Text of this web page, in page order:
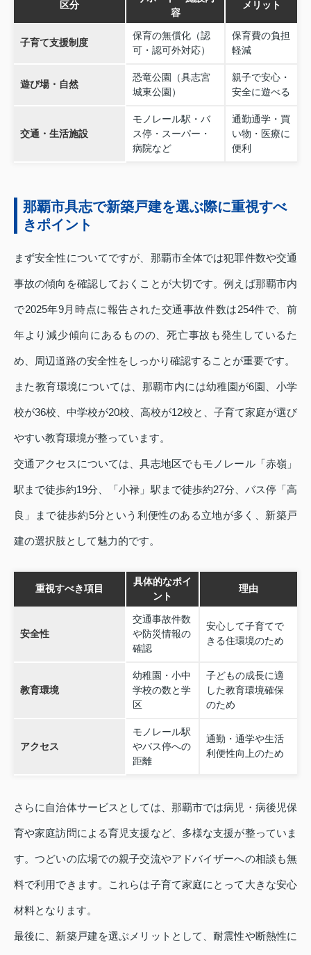
区分
容
メリット
子育て支援制度
保育の無償化（認
可・認可外対応）
保育費の負担
軽減
遊び場・自然
恐竜公園（具志宮
城東公園）
親子で安心・
安全に遊べる
交通・生活施設
モノレール駅・バ
ス停・スーパー・
病院など
通勤通学・買
い物・医療に
便利
那覇市具志で新築戸建を選ぶ際に重視すべ
きポイント
まず安全性についてですが、那覇市全体では犯罪件数や交通
事故の傾向を確認しておくことが大切です。例えば那覇市内
で2025年9月時点に報告された交通事故件数は254件で、前
年より減少傾向にあるものの、死亡事故も発生しているた
め、周辺道路の安全性をしっかり確認することが重要です。
また教育環境については、那覇市内には幼稚園が6園、小学
校が36校、中学校が20校、高校が12校と、子育て家庭が選び
やすい教育環境が整っています。
交通アクセスについては、具志地区でもモノレール「赤嶺」
駅まで徒歩約19分、「小禄」駅まで徒歩約27分、バス停「高
良」まで徒歩約5分という利便性のある立地が多く、新築戸
建の選択肢として魅力的です。
重視すべき項目
具体的なポイ
ント
理由
安全性
交通事故件数
や防災情報の
確認
安心して子育てで
きる住環境のため
教育環境
幼稚園・小中
学校の数と学
区
子どもの成長に適
した教育環境確保
のため
アクセス
モノレール駅
やバス停への
距離
通勤・通学や生活
利便性向上のため
さらに自治体サービスとしては、那覇市では病児・病後児保
育や家庭訪問による育児支援など、多様な支援が整っていま
す。つどいの広場での親子交流やアドバイザーへの相談も無
料で利用できます。これらは子育て家庭にとって大きな安心
材料となります。
最後に、新築戸建を選ぶメリットとして、耐震性や断熱性に